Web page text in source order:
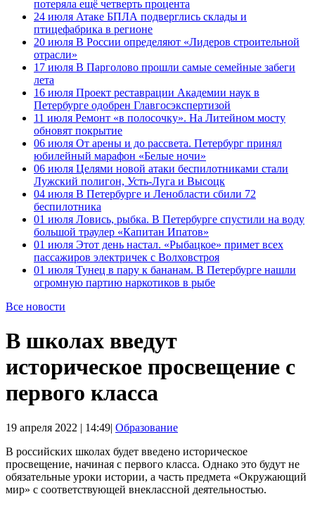
потеряла ещё четверть процента
24 июля Атаке БПЛА подверглись склады и
птицефабрика в регионе
20 июля В России определяют «Лидеров строительной
отрасли»
17 июля В Парголово прошли самые семейные забеги
лета
16 июля Проект реставрации Академии наук в
Петербурге одобрен Главгосэкспертизой
11 июля Ремонт «в полосочку». На Литейном мосту
обновят покрытие
06 июля От арены и до рассвета. Петербург принял
юбилейный марафон «Белые ночи»
06 июля Целями новой атаки беспилотниками стали
Лужский полигон, Усть-Луга и Высоцк
04 июля В Петербурге и Ленобласти сбили 72
беспилотника
01 июля Ловись, рыбка. В Петербурге спустили на воду
большой траулер «Капитан Ипатов»
01 июля Этот день настал. «Рыбацкое» примет всех
пассажиров электричек с Волховстроя
01 июля Тунец в пару к бананам. В Петербурге нашли
огромную партию наркотиков в рыбе
Все новости
В школах введут
историческое просвещение с
первого класса
19 апреля 2022 | 14:49| Образование
В российских школах будет введено историческое
просвещение, начиная с первого класса. Однако это будут не
обязательные уроки истории, а часть предмета «Окружающий
мир» с соответствующей внеклассной деятельностью.